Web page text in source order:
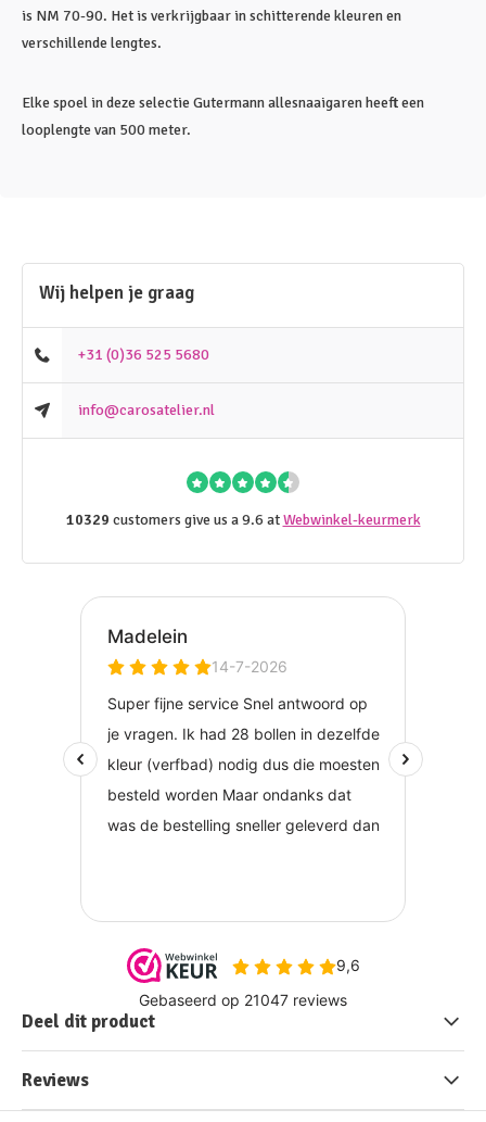
is NM 70-90. Het is verkrijgbaar in schitterende kleuren en
verschillende lengtes.
Elke spoel in deze selectie Gutermann allesnaaigaren heeft een
looplengte van 500 meter.
Wij helpen je graag
+31 (0)36 525 5680
info@carosatelier.nl
10329 customers give us a 9.6 atWebwinkel-keurmerk
Deel dit product
Reviews